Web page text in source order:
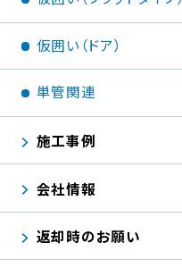
仮囲い（ドア）
単管関連
施工事例
会社情報
返却時のお願い